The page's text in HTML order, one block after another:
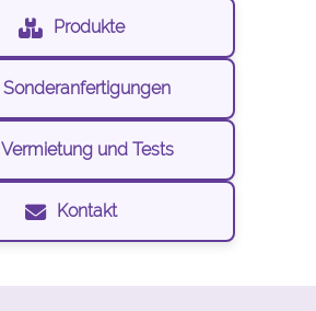
Produkte
Sonderanfertigungen
Vermietung und Tests
Kontakt